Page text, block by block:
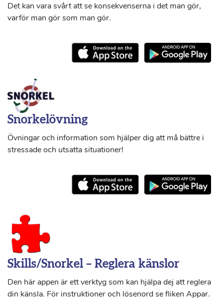
Det kan vara svårt att se konsekvenserna i det man gör,
varför man gör som man gör.
Snorkelövning
Övningar och information som hjälper dig att må bättre i
stressade och utsatta situationer!
Skills/Snorkel – Reglera känslor
Den här appen är ett verktyg som kan hjälpa dej att reglera
din känsla. För instruktioner och lösenord se fliken Appar.